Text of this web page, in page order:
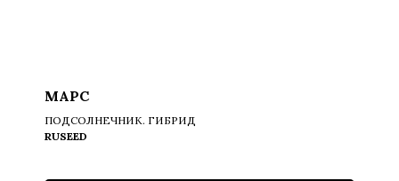
МАРС
ПОДСОЛНЕЧНИК. ГИБРИД
RUSEED